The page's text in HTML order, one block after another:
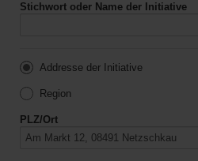
Stichwort oder Name der Initiative
Addresse der Initiative
Region
PLZ/Ort